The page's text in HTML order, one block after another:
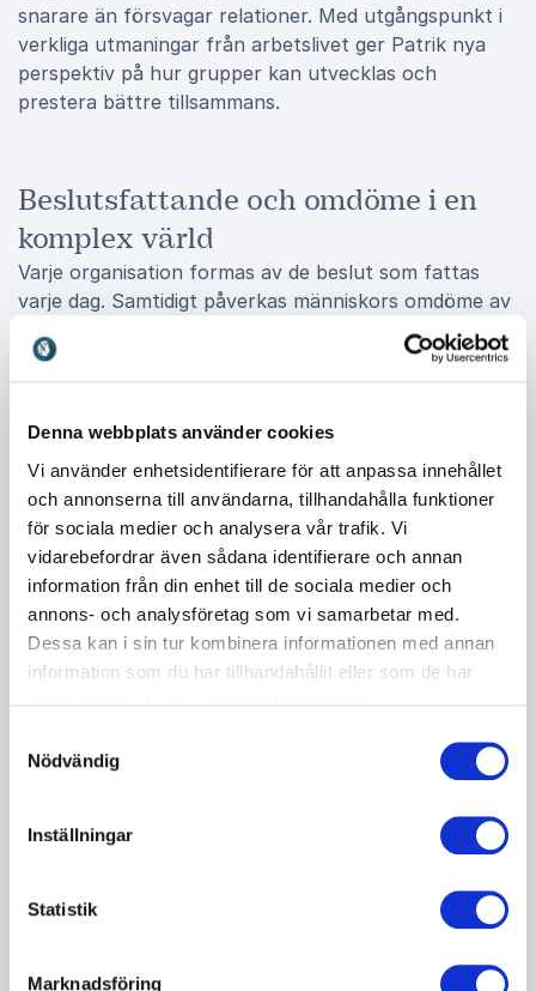
Denna webbplats använder cookies
Vi använder enhetsidentifierare för att anpassa innehållet
och annonserna till användarna, tillhandahålla funktioner
för sociala medier och analysera vår trafik. Vi
vidarebefordrar även sådana identifierare och annan
information från din enhet till de sociala medier och
annons- och analysföretag som vi samarbetar med.
Dessa kan i sin tur kombinera informationen med annan
information som du har tillhandahållit eller som de har
Nödvändig
Inställningar
Statistik
Marknadsföring
snarare än försvagar relationer. Med utgångspunkt i
verkliga utmaningar från arbetslivet ger Patrik nya
perspektiv på hur grupper kan utvecklas och
prestera bättre tillsammans.
Beslutsfattande och omdöme i en
komplex värld
Varje organisation formas av de beslut som fattas
varje dag. Samtidigt påverkas människors omdöme av
en rad psykologiska faktorer som ofta verkar i det
dolda. Patrik belyser hur tankefällor, antaganden och
invanda mönster kan påverka kvaliteten i våra beslut
och verksamheter. Med inspiration från arbetet
bakomKobraeffekten – beslutsfattandets fallgropar
och möjligheterutforskar han hur människor kan
utveckla ett mer medvetet och genomtänkt
beslutsfattande. Föreläsningarna ger deltagarna
verktyg för att reflektera över sina egna processer
och skapa bättre förutsättningar för kloka beslut
även när situationen präglas av osäkerhet och höga
krav.
Utveckling och lärande i
Organisationer som vill fortsätta vara relevanta
tid. Patrik lyfter fram hur förändring kan bli en
naturlig del av verksamheten och vad som krävs för
att skapa en kultur där människor vågar tänka nytt,